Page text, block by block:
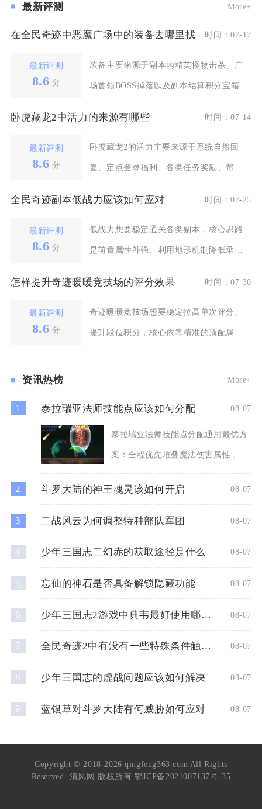
最新评测 More+
在全民奇迹中恶魔广场中的装备去哪里找 时间：07-17
最新评测
8.6 分
装备主要来源于副本内精英怪物击杀、广
场首领BOSS掉落以及副本结算积分宝箱三
卧虎藏龙2中活力的来源有哪些 时间：07-14
最新评测
8.6 分
卧虎藏龙2的活力主要来源于系统自然回
复、定点登录福利、各类任务奖励、帮会
全民奇迹副本低战力应该如何应对 时间：07-25
最新评测
8.6 分
低战力想要稳定通关各类副本，核心思路
是前置属性补强、利用地形机制降低承
怎样提升奇迹暖暖竞技场的评分效果 时间：07-30
最新评测
8.6 分
奇迹暖暖竞技场想要稳定拉高单次评分、
提升段位积分，核心依靠精准的顶配属性
资讯热榜 More+
1 泰拉瑞亚法师技能点应该如何分配 08-07
泰拉瑞亚法师技能点分配通用最优方
案：全程优先堆叠魔法伤害属性，其
次提升魔力上限与魔力再生，
2 斗罗大陆的神王魂灵该如何开启 08-07
3 二战风云为何调整特种部队军团 08-07
4 少年三国志二幻赤的获取途径是什么 08-07
5 忘仙的神石是否具备解锁隐藏功能 08-07
6 少年三国志2游戏中典韦最好使用哪种神兵 08-07
7 全民奇迹2中有没有一些特殊条件触发的奇遇任务 08-07
8 少年三国志的虚战问题应该如何解决 08-07
9 蓝银草对斗罗大陆有何威胁如何应对 08-07
Copyright © 2018-2026 qingfeng363.com All Rights
Reserved. 清风网 版权所有 鄂ICP备2021007137号-35